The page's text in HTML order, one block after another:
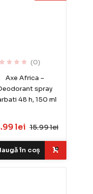
(0)
Axe Africa –
spray
48 h, 150 ml
lei 15.99 lei
în coș